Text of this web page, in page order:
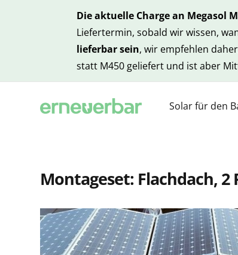
Die aktuelle Charge an Megasol
Liefertermin, sobald wir wissen,
lieferbar sein, wir empfehlen
statt M450 geliefert und ist aber
Solar für den
Montageset: Flachdach, 2